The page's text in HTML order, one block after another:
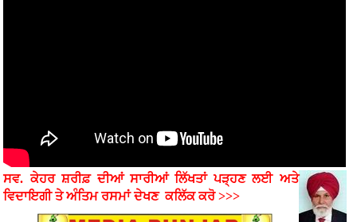
ਸਵ. ਕੇਹਰ ਸ਼ਰੀਫ਼ ਦੀਆਂ ਸਾਰੀਆਂ ਲਿੱਖਤਾਂ ਪੜ੍ਹਣ ਲਈ ਅਤੇ
ਵਿਦਾਇਗੀ ਤੇ ਅੰਤਿਮ ਰਸਮਾਂਦੇਖਣ ਕਲਿੱਕ ਕਰੋ >>>